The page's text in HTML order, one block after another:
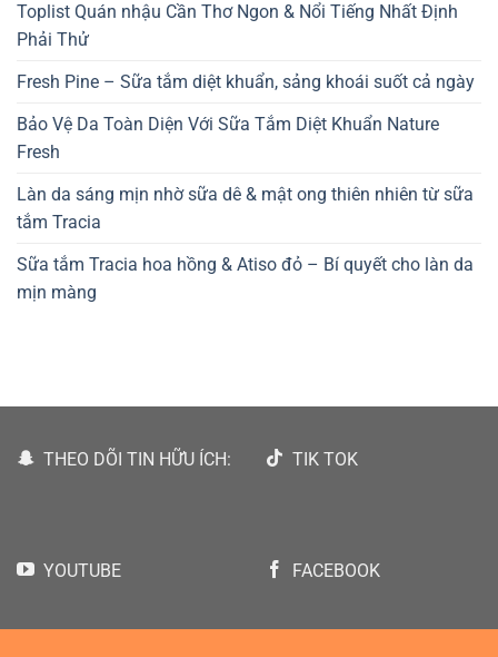
Toplist Quán nhậu Cần Thơ Ngon & Nổi Tiếng Nhất Định
Phải Thử
Fresh Pine – Sữa tắm diệt khuẩn, sảng khoái suốt cả ngày
Bảo Vệ Da Toàn Diện Với Sữa Tắm Diệt Khuẩn Nature
Fresh
Làn da sáng mịn nhờ sữa dê & mật ong thiên nhiên từ sữa
tắm Tracia
Sữa tắm Tracia hoa hồng & Atiso đỏ – Bí quyết cho làn da
mịn màng
THEO DÕI TIN HỮU ÍCH: TIK TOK
YOUTUBE FACEBOOK